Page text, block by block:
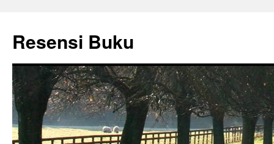
content
Resensi Buku